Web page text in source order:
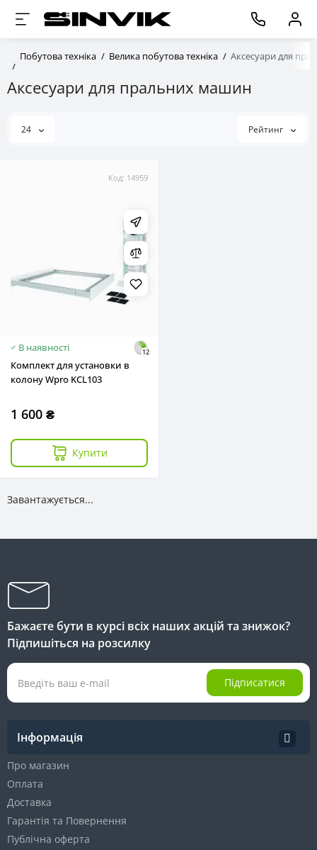
Побутова техніка Велика побутова техніка Аксесуари для
Аксесуари для пральних машин
24 Рейтинг
Код: 14959
В наявності 12
Комплект для установки в
колону Wpro KCL103
1 600 ₴
Купити
Завантажується...
Бажаєте бути в курсі всіх наших акцій та знижок?
Підпишіться на розсилку
Підписатися
Інформація
Про магазин
Оплата
Доставка
Гарантія та Повернення
Публічна оферта